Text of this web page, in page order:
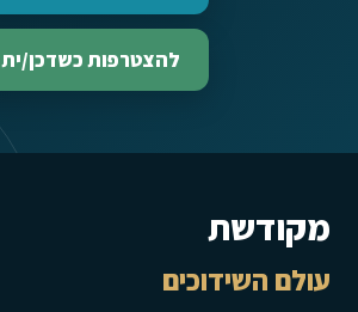
להצטרפות כשדכן/ית
מקודשת
עולם השידוכים